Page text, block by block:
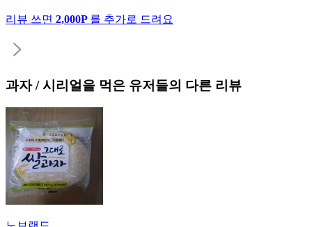
리뷰 쓰면 2,000P 를 추가로 드려요
과자 / 시리얼을 먹은 유저들의 다른 리뷰